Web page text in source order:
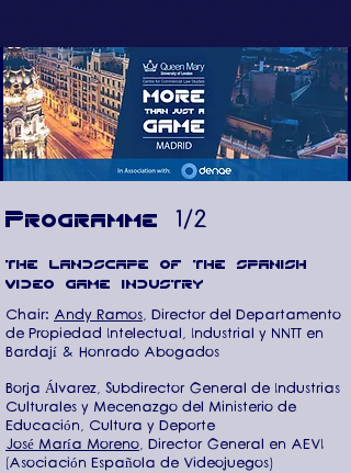
​Programme 1/2
the landscape of the spanish
video game industry
Chair: Andy Ramos, Director del Departamento
de Propiedad Intelectual, Industrial y NNTT en
Bardají & Honrado Abogados
Borja Álvarez, Subdirector General de Industrias
Culturales y Mecenazgo del Ministerio de
Educación, Cultura y Deporte
José María Moreno, Director General en AEVI
(Asociación Española de Videojuegos)